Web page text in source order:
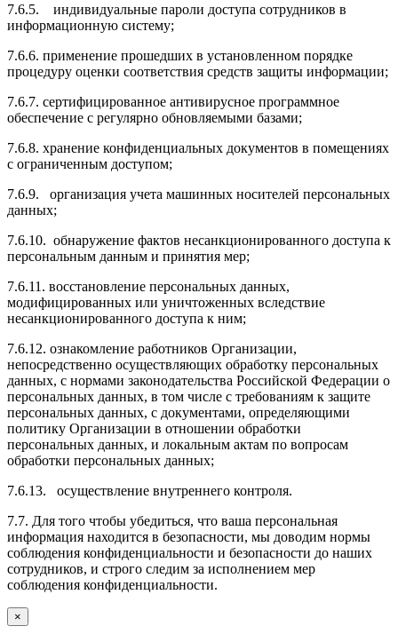
7.6.5. индивидуальные пароли доступа сотрудников в
информационную систему;
7.6.6. применение прошедших в установленном порядке
процедуру оценки соответствия средств защиты информации;
7.6.7. сертифицированное антивирусное программное
обеспечение с регулярно обновляемыми базами;
7.6.8. хранение конфиденциальных документов в помещениях
с ограниченным доступом;
7.6.9. организация учета машинных носителей персональных
данных;
7.6.10. обнаружение фактов несанкционированного доступа к
персональным данным и принятия мер;
7.6.11. восстановление персональных данных,
модифицированных или уничтоженных вследствие
несанкционированного доступа к ним;
7.6.12. ознакомление работников Организации,
непосредственно осуществляющих обработку персональных
данных, с нормами законодательства Российской Федерации о
персональных данных, в том числе с требованиям к защите
персональных данных, с документами, определяющими
политику Организации в отношении обработки
персональных данных, и локальным актам по вопросам
обработки персональных данных;
7.6.13. осуществление внутреннего контроля.
7.7. Для того чтобы убедиться, что ваша персональная
информация находится в безопасности, мы доводим нормы
соблюдения конфиденциальности и безопасности до наших
сотрудников, и строго следим за исполнением мер
соблюдения конфиденциальности.
×